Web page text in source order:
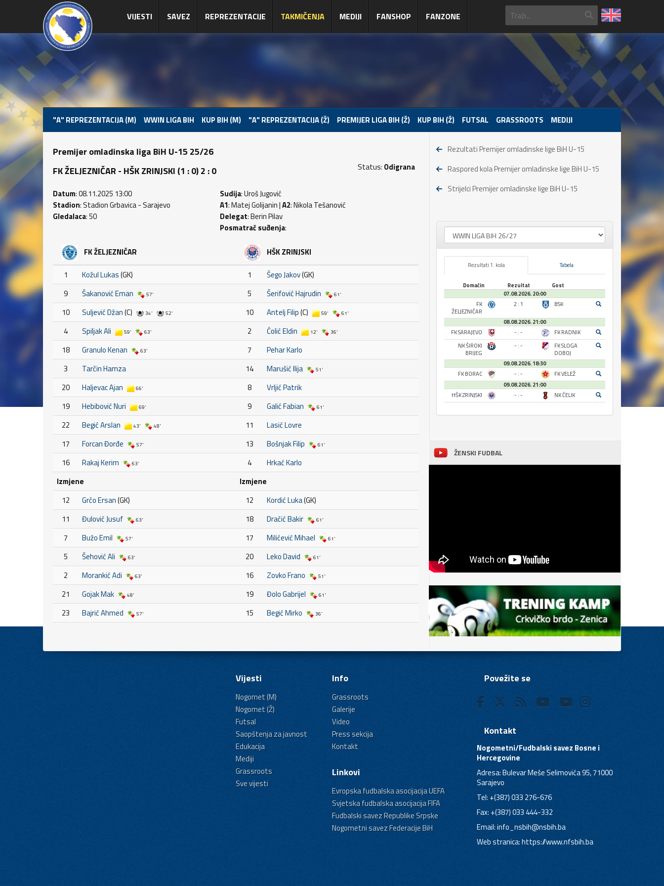
VIJESTI SAVEZ REPREZENTACIJE TAKMIČENJA MEDIJI FANSHOP FANZONE
"A" REPREZENTACIJA (M) WWIN LIGA BIH KUP BIH (M) "A" REPREZENTACIJA (Ž) PREMIJER LIGA BIH (Ž) KUP BIH (Ž) FUTSAL GRASSROOTS MEDIJI
Premijer omladinska liga BiH U-15 25/26
FK ŽELJEZNIČAR - HŠK ZRINJSKI (1 : 0) 2 : 0
Status: Odigrana
Datum: 08.11.2025 13:00
Stadion: Stadion Grbavica - Sarajevo
Gledalaca: 50
Sudija: Uroš Jugović
A1: Matej Golijanin |A2: Nikola Tešanović
Delegat: Berin Pilav
Posmatrač suđenja:
FK ŽELJEZNIČAR
1 Kožul Lukas(GK)
9
Šakanović Eman 57'
10 Suljević Džan(C) 34' 52'
4 Spiljak Ali 59' 63'
18 Granulo Kenan 63'
3
Tarčin Hamza
20
Haljevac Ajan 66'
19 Hebibović Nuri 69'
22 Begić Arslan 43' 48'
17 Forcan Đorđe 57'
16 Rakaj Kerim 63'
Izmjene
12
Grčo Ersan(GK)
11
Đulović Jusuf 63'
7 Bužo Emil 57'
5 Šehović Ali 63'
2 Morankić Adi 63'
21 Gojak Mak 48'
23 Bajrić Ahmed 57'
HŠK ZRINJSKI
1 Šego Jakov(GK)
5
Šerifović Hajrudin 61'
10 Antelj Filip(C) 59' 61'
2 Ćolić Eldin 12' 36'
7
Pehar Karlo
14
Marušić Ilija 51'
8
Vrljić Patrik
9
Galić Fabian 61'
11
Lasić Lovre
13
Bošnjak Filip 61'
4
Hrkać Karlo
Izmjene
12
Kordić Luka(GK)
18
Dračić Bakir 61'
17 Milićević Mihael 61'
20 Leko David 61'
16 Zovko Frano 51'
19 Đolo Gabrijel 61'
15 Begić Mirko 36'
Rezultati Premijer omladinske lige BiH U-15
Raspored kola Premijer omladinske lige BiH U-15
Strijelci Premijer omladinske lige BiH U-15
Rezultati 1. kola Tabela
Domaćin Rezultat
Gost
07.08.2026. 20:00
FK
ŽELJEZNIČAR
2 : 1 BSK
08.08.2026. 21:00
FK SARAJEVO
- : -
FK RADNIK
NK ŠIROKI
BRIJEG
- : -
FK SLOGA
DOBOJ
09.08.2026. 18:30
FK BORAC
- : -
FK VELEŽ
09.08.2026. 21:00
HŠK ZRINJSKI
- : - NK ČELIK
ŽENSKI FUDBAL
Vijesti
Nogomet (M)
Nogomet (Ž)
Futsal
Saopštenja za javnost
Edukacija
Mediji
Grassroots
Sve vijesti
Info
Grassroots
Galerije
Video
Press sekcija
Kontakt
Linkovi
Evropska fudbalska asocijacija UEFA
Svjetska fudbalska asocijacija FIFA
Fudbalski savez Republike Srpske
Nogometni savez Federacije BiH
Povežite se
Kontakt
Nogometni/Fudbalski savez Bosne i
Hercegovine
Adresa: Bulevar Meše Selimovića 95, 71000
Sarajevo
Tel: +(387) 033 276-676
Fax: +(387) 033 444-332
Email:info_nsbih@nsbih.ba
Web stranica: https://www.nfsbih.ba